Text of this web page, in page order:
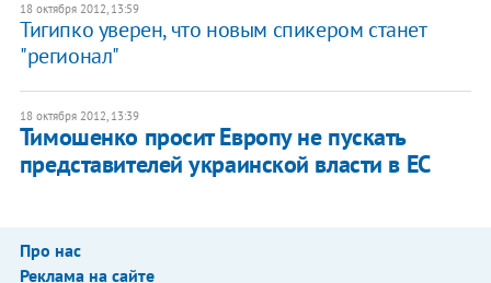
18 октября 2012, 13:59
Тигипко уверен, что новым спикером станет
"регионал"
18 октября 2012, 13:39
Тимошенко просит Европу не пускать
представителей украинской власти в ЕС
Про нас
Реклама на сайте